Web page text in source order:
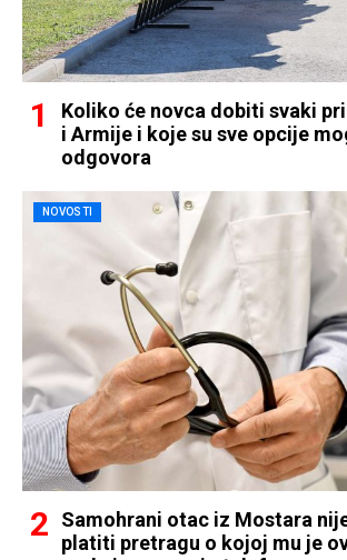
Koliko će novca dobiti svaki
i Armije i koje su sve opcije
odgovora
NOVOSTI
Samohrani otac iz Mostara
platiti pretragu o kojoj mu je